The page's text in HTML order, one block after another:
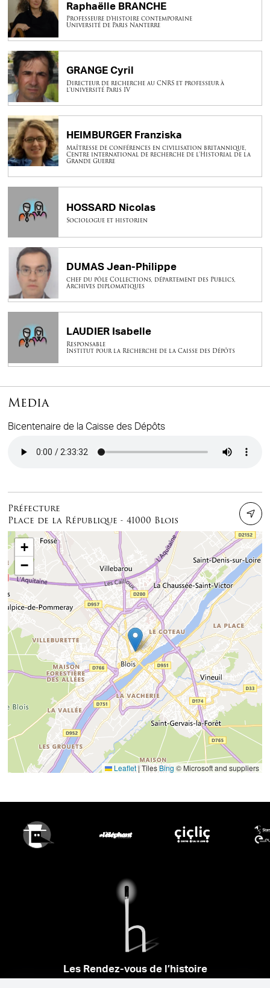
Raphaëlle BRANCHE
Professeure d’histoire contemporaine
Université de Paris Nanterre
GRANGE Cyril
Directeur de recherche au CNRS et professeur à
l'université Paris IV
HEIMBURGER Franziska
Maîtresse de conférences en civilisation britannique,
Centre international de recherche de l’Historial de la
Grande Guerre
HOSSARD Nicolas
Sociologue et historien
DUMAS Jean-Philippe
chef du pôle Collections, département des Publics,
Archives diplomatiques
LAUDIER Isabelle
Responsable
Institut pour la Recherche de la Caisse des Dépôts
Media
Bicentenaire de la Caisse des Dépôts
Préfecture
Place de la République - 41000 Blois
+
−
Leaflet|TilesBing © Microsoft and suppliers
Les Rendez-vous de l’histoire